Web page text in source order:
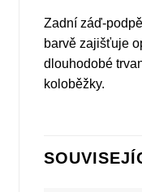
Zadní záď-
barvě zajišťuje
dlouhodobé
koloběžky.